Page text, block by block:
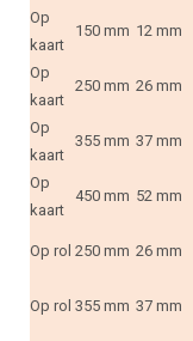
Op
kaart
150 mm 12 mm
Op
kaart
250 mm 26 mm
Op
kaart
355 mm 37 mm
Op
kaart
450 mm 52 mm
Op rol 250 mm 26 mm
Op rol 355 mm 37 mm